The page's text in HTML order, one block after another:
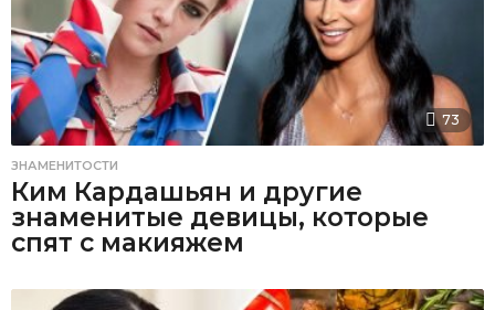
73
ЗНАМЕНИТОСТИ
Ким Кардашьян и другие
знаменитые девицы, которые
спят с макияжем